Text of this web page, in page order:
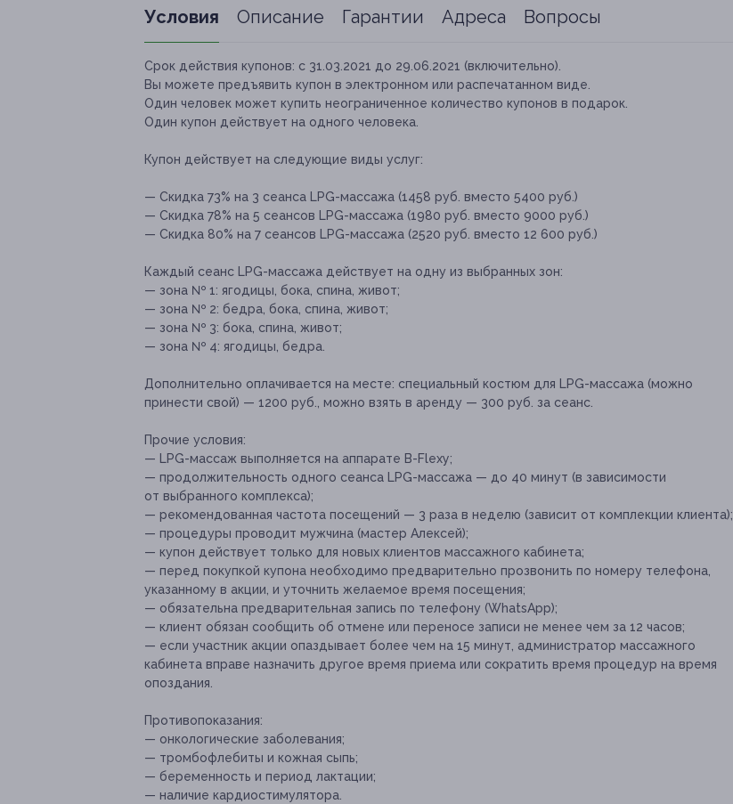
Условия Описание Гарантии Адреса Вопросы
Срок действия купонов: с 31.03.2021 до 29.06.2021 (включительно).
Вы можете предъявить купон в электронном или распечатанном виде.
Один человек может купить неограниченное количество купонов в подарок.
Один купон действует на одного человека.
Купон действует на следующие виды услуг:
— Скидка 73% на 3 сеанса LPG-массажа (1458 руб. вместо 5400 руб.)
— Скидка 78% на 5 сеансов LPG-массажа (1980 руб. вместо 9000 руб.)
— Скидка 80% на 7 сеансов LPG-массажа (2520 руб. вместо 12 600 руб.)
Каждый сеанс LPG-массажа действует на одну из выбранных зон:
— зона № 1: ягодицы, бока, спина, живот;
— зона № 2: бедра, бока, спина, живот;
— зона № 3: бока, спина, живот;
— зона № 4: ягодицы, бедра.
Дополнительно оплачивается на месте: специальный костюм для LPG-массажа (можно
принести свой) — 1200 руб., можно взять в аренду — 300 руб. за сеанс.
Прочие условия:
— LPG-массаж выполняется на аппарате B-Flexy;
— продолжительность одного сеанса LPG-массажа — до 40 минут (в зависимости
от выбранного комплекса);
— рекомендованная частота посещений — 3 раза в неделю (зависит от комплекции клиента);
— процедуры проводит мужчина (мастер Алексей);
— купон действует только для новых клиентов массажного кабинета;
— перед покупкой купона необходимо предварительно прозвонить по номеру телефона,
указанному в акции, и уточнить желаемое время посещения;
— обязательна предварительная запись по телефону (WhatsApp);
— клиент обязан сообщить об отмене или переносе записи не менее чем за 12 часов;
— если участник акции опаздывает более чем на 15 минут, администратор массажного
кабинета вправе назначить другое время приема или сократить время процедур на время
опоздания.
Противопоказания:
— онкологические заболевания;
— тромбофлебиты и кожная сыпь;
— беременность и период лактации;
— наличие кардиостимулятора.